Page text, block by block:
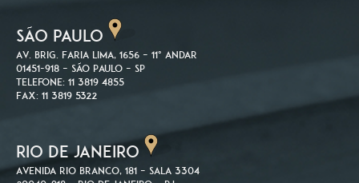
SÃO PAULO
Av. Brig. Faria Lima, 1656 – 11º andar
01451-918 – São Paulo – SP
Telefone: 11 3819 4855
Fax: 11 3819 5322
RIO DE JANEIRO
Avenida Rio Branco, 181 – Sala 3304